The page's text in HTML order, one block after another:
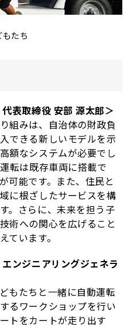
たち
表取締役 安部 源太郎＞
組みは、自治体の財政負
できる新しいモデルを示
額なシステムが必要でし
転は既存車両に搭載で
可能です。また、住民と
に根ざしたサービスを構
。さらに、未来を担う子
術への関心を広げること
ています。
ンジニアリングジェネラ
もたちと一緒に自動運転
るワークショップを行い
トをカートが走り出す